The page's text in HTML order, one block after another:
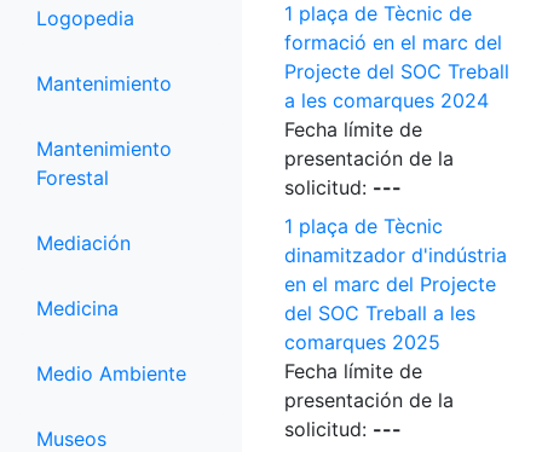
Logopedia
Mantenimiento
Mantenimiento
Forestal
Mediación
Medicina
Medio Ambiente
Museos
1 plaça de Tècnic de
formació en el marc del
Projecte del SOC Treball
a les comarques 2024
Fecha límite de
presentación de la
solicitud: ---
1 plaça de Tècnic
dinamitzador d'indústria
en el marc del Projecte
del SOC Treball a les
comarques 2025
Fecha límite de
presentación de la
solicitud: ---